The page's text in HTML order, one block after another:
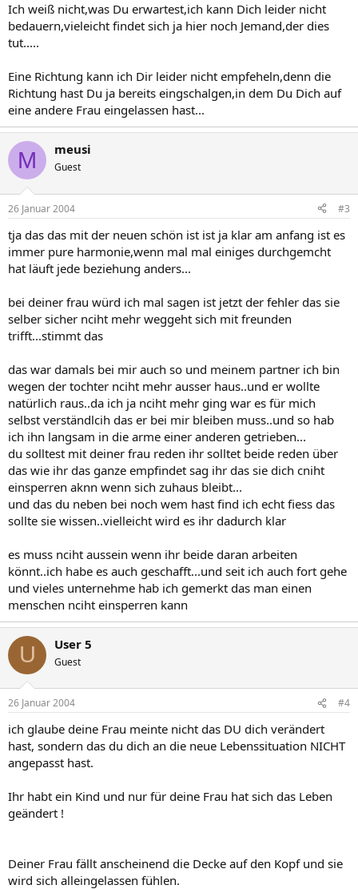
Ich weiß nicht,was Du erwartest,ich kann Dich leider nicht
bedauern,vieleicht findet sich ja hier noch Jemand,der dies
tut.....
Eine Richtung kann ich Dir leider nicht empfeheln,denn die
Richtung hast Du ja bereits eingschalgen,in dem Du Dich auf
eine andere Frau eingelassen hast...
M meusi
Guest
26 Januar 2004 #3
tja das das mit der neuen schön ist ist ja klar am anfang ist es
immer pure harmonie,wenn mal mal einiges durchgemcht
hat läuft jede beziehung anders...
bei deiner frau würd ich mal sagen ist jetzt der fehler das sie
selber sicher nciht mehr weggeht sich mit freunden
trifft...stimmt das
das war damals bei mir auch so und meinem partner ich bin
wegen der tochter nciht mehr ausser haus..und er wollte
natürlich raus..da ich ja nciht mehr ging war es für mich
selbst verständlcih das er bei mir bleiben muss..und so hab
ich ihn langsam in die arme einer anderen getrieben...
du solltest mit deiner frau reden ihr solltet beide reden über
das wie ihr das ganze empfindet sag ihr das sie dich cniht
einsperren aknn wenn sich zuhaus bleibt...
und das du neben bei noch wem hast find ich echt fiess das
sollte sie wissen..vielleicht wird es ihr dadurch klar
es muss nciht aussein wenn ihr beide daran arbeiten
könnt..ich habe es auch geschafft...und seit ich auch fort gehe
und vieles unternehme hab ich gemerkt das man einen
menschen nciht einsperren kann
U User 5
Guest
26 Januar 2004 #4
ich glaube deine Frau meinte nicht das DU dich verändert
hast, sondern das du dich an die neue Lebenssituation NICHT
angepasst hast.
Ihr habt ein Kind und nur für deine Frau hat sich das Leben
geändert !
Deiner Frau fällt anscheinend die Decke auf den Kopf und sie
wird sich alleingelassen fühlen.